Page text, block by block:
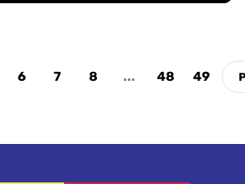
6 7 8 ... 48 49